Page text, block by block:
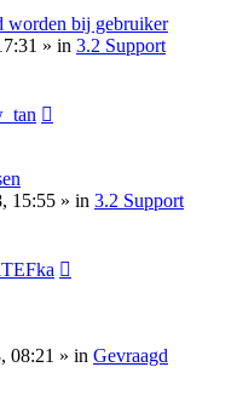
worden bij gebruiker
» in 3.2 Support
15:55 » in 3.2 Support
08:21 » in Gevraagd